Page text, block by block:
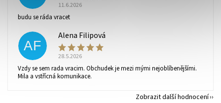
11.6.2026
budu se ráda vracet
AF
Alena Filipová
28.5.2026
Vzdy se sem rada vracim. Obchudek je mezi mými nejoblíbenějšími.
Mila a vstřícná komunikace.
Zobrazit další hodnocení